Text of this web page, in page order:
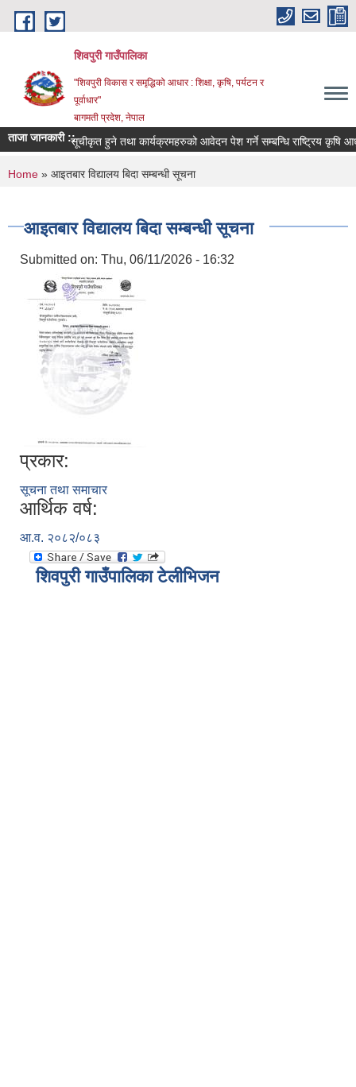
Skip to main content
शिवपुरी गाउँपालिका
"शिवपुरी विकास र समृद्धिको आधार : शिक्षा, कृषि, पर्यटन र
पूर्वाधार"
बागमती प्रदेश, नेपाल
ताजा जानकारी ::सूचीकृत हुने तथा कार्यक्रमहरुको आवेदन पेश गर्ने सम्बन्धि राष्ट्रिय कृषि
You are here
Home » आइतबार विद्यालय बिदा सम्बन्धी सूचना
आइतबार विद्यालय बिदा सम्बन्धी सूचना
Submitted on: Thu, 06/11/2026 - 16:32
प्रकार:
सूचना तथा समाचार
आर्थिक वर्ष:
आ.व. २०८२/०८३
शिवपुरी गाउँपालिका टेलीभिजन